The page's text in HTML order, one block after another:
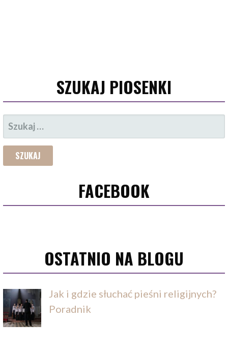
SZUKAJ PIOSENKI
SZUKAJ:
FACEBOOK
OSTATNIO NA BLOGU
Jak i gdzie słuchać pieśni religijnych?
Poradnik